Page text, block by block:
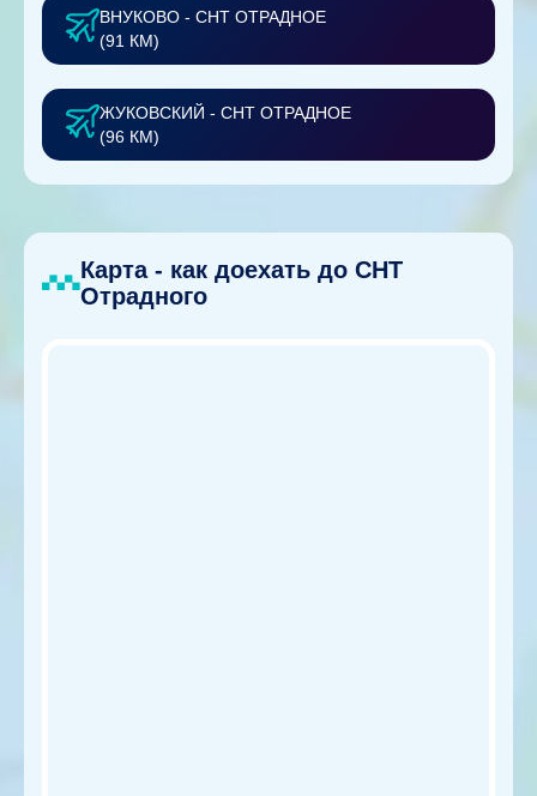
ВНУКОВО - СНТ ОТРАДНОЕ
(91 КМ)
ЖУКОВСКИЙ - СНТ ОТРАДНОЕ
(96 КМ)
Карта - как доехать до СНТ
Отрадного